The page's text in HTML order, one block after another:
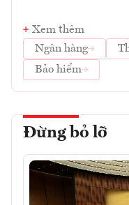
Xem thêm
Ngân hàng
Bảo hiểm
Đừng bỏ lỡ